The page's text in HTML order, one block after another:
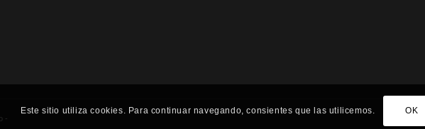
-
Este sitio utiliza cookies. Para continuar navegando, consientes que las utilicemos. OK